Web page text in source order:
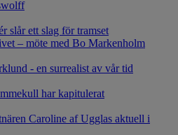
slår ett slag för tramset
– möte med Bo Markenholm
- en surrealist av vår tid
har kapitulerat
Caroline af Ugglas aktuell i